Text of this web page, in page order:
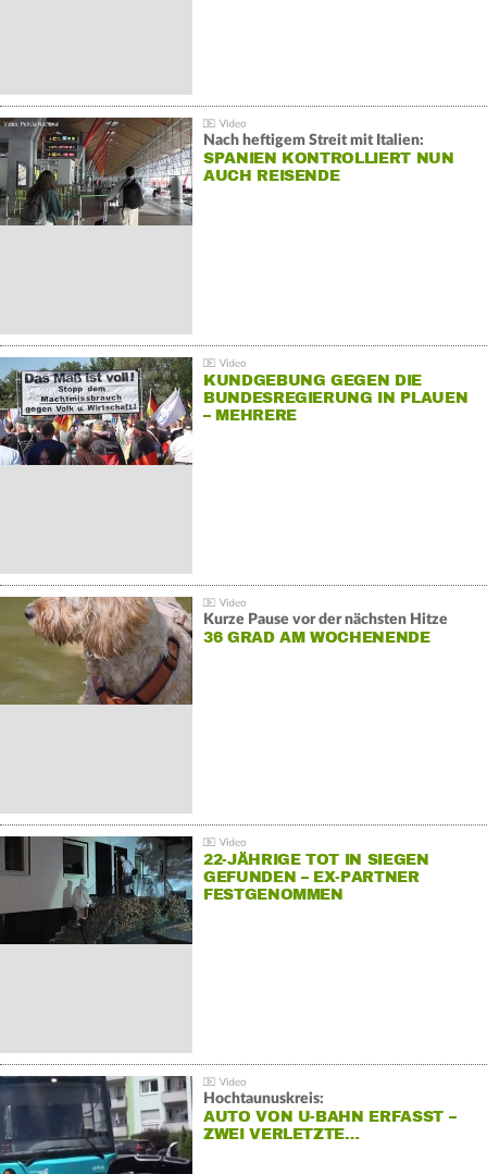
Nach heftigem Streit mit Italien:
SPANIEN KONTROLLIERT NUN
AUCH REISENDE
KUNDGEBUNG GEGEN DIE
BUNDESREGIERUNG IN PLAUEN
– MEHRERE
Kurze Pause vor der nächsten Hitze
36 GRAD AM WOCHENENDE
22-JÄHRIGE TOT IN SIEGEN
GEFUNDEN – EX-PARTNER
FESTGENOMMEN
Hochtaunuskreis:
AUTO VON U-BAHN ERFASST –
ZWEI VERLETZTE…